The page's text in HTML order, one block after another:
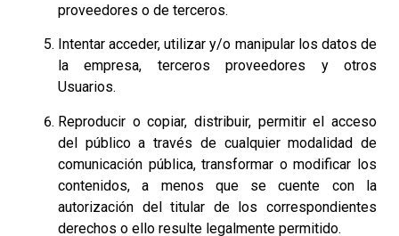
proveedores o de terceros.
Intentar acceder, utilizar y/o manipular los datos de
la empresa, terceros proveedores y otros
Usuarios.
Reproducir o copiar, distribuir, permitir el acceso
del público a través de cualquier modalidad de
comunicación pública, transformar o modificar los
contenidos, a menos que se cuente con la
autorización del titular de los correspondientes
derechos o ello resulte legalmente permitido.